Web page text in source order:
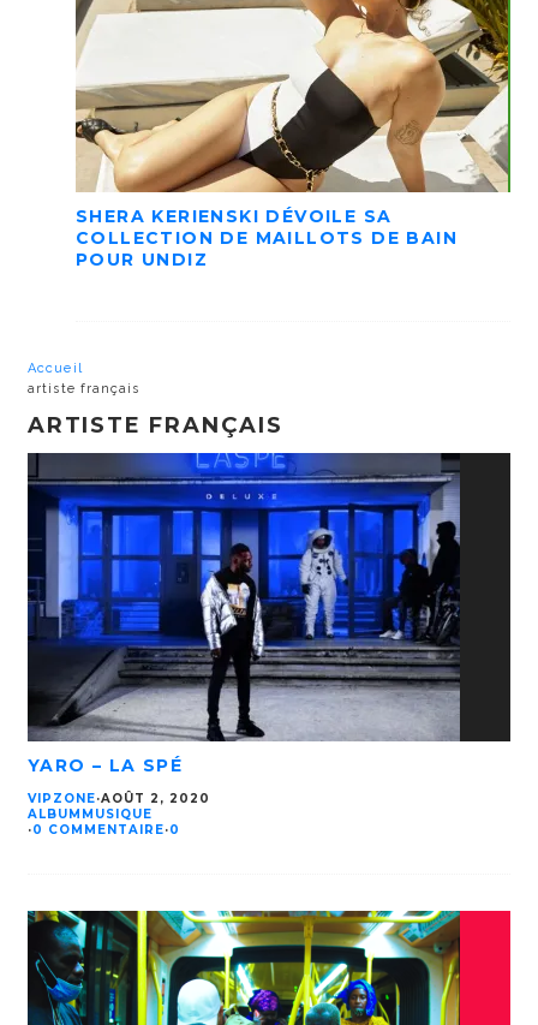
SHERA KERIENSKI DÉVOILE SA
COLLECTION DE MAILLOTS DE BAIN
POUR UNDIZ
Accueil
artiste français
ARTISTE FRANÇAIS
YARO – LA SPÉ
VIPZONE·AOÛT 2, 2020
ALBUM MUSIQUE
·0 COMMENTAIRE·0